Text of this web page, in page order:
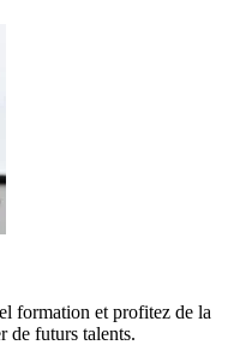
formation et profitez de la
de futurs talents.